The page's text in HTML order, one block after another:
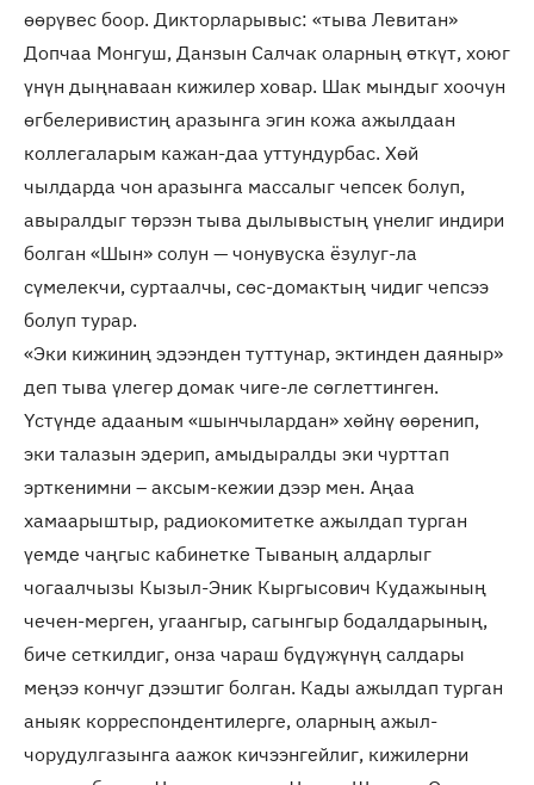
өөрүвес боор. Дикторларывыс: «тыва Левитан»
Допчаа Монгуш, Данзын Салчак оларның өткүт, хоюг
үнүн дыңнаваан кижилер ховар. Шак мындыг хоочун
өгбелеривистиң аразынга эгин кожа ажылдаан
коллегаларым кажан-даа уттундурбас. Хөй
чылдарда чон аразынга массалыг чепсек болуп,
авыралдыг төрээн тыва дылывыстың үнелиг индири
болган «Шын» солун — чонувуска ёзулуг-ла
сүмелекчи, суртаалчы, сөс-домактың чидиг чепсээ
болуп турар.
«Эки кижиниң эдээнден туттунар, эктинден даяныр»
деп тыва үлегер домак чиге-ле сөглеттинген.
Үстүнде адааным «шынчылардан» хөйнү өөренип,
эки талазын эдерип, амыдыралды эки чурттап
эрткенимни – аксым-кежии дээр мен. Аңаа
хамаарыштыр, радиокомитетке ажылдап турган
үемде чаңгыс кабинетке Тываның алдарлыг
чогаалчызы Кызыл-Эник Кыргысович Кудажының
чечен-мерген, угаангыр, сагынгыр бодалдарының,
биче сеткилдиг, онза чараш бүдүжүнүң салдары
меңээ кончуг дээштиг болган. Кады ажылдап турган
аныяк корреспондентилерге, оларның ажыл-
чорудулгазынга аажок кичээнгейлиг, кижилерни